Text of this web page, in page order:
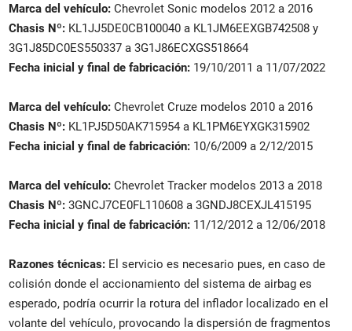
Marca del vehículo: Chevrolet Sonic modelos 2012 a 2016
Chasis Nº: KL1JJ5DE0CB100040 a KL1JM6EEXGB742508 y
3G1J85DC0ES550337 a 3G1J86ECXGS518664
Fecha inicial y final de fabricación: 19/10/2011 a 11/07/2022
Marca del vehículo: Chevrolet Cruze modelos 2010 a 2016
Chasis Nº: KL1PJ5D50AK715954 a KL1PM6EYXGK315902
Fecha inicial y final de fabricación: 10/6/2009 a 2/12/2015
Marca del vehículo: Chevrolet Tracker modelos 2013 a 2018
Chasis Nº:3GNCJ7CE0FL110608 a 3GNDJ8CEXJL415195
Fecha inicial y final de fabricación: 11/12/2012 a 12/06/2018
Razones técnicas: El servicio es necesario pues, en caso de
colisión donde el accionamiento del sistema de airbag es
esperado, podría ocurrir la rotura del inflador localizado en el
volante del vehículo, provocando la dispersión de fragmentos